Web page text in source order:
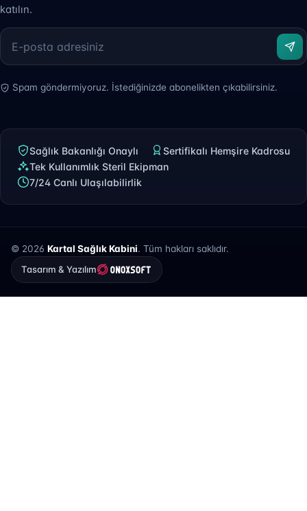
katılın.
Spam göndermiyoruz. İstediğinizde abonelikten çıkabilirsiniz.
Sağlık Bakanlığı Onaylı
Sertifikalı Hemşire Kadrosu
Tek Kullanımlık Steril Ekipman
7/24 Canlı Ulaşılabilirlik
© 2026 Kartal Sağlık Kabini. Tüm hakları saklıdır.
Tasarım & Yazılım